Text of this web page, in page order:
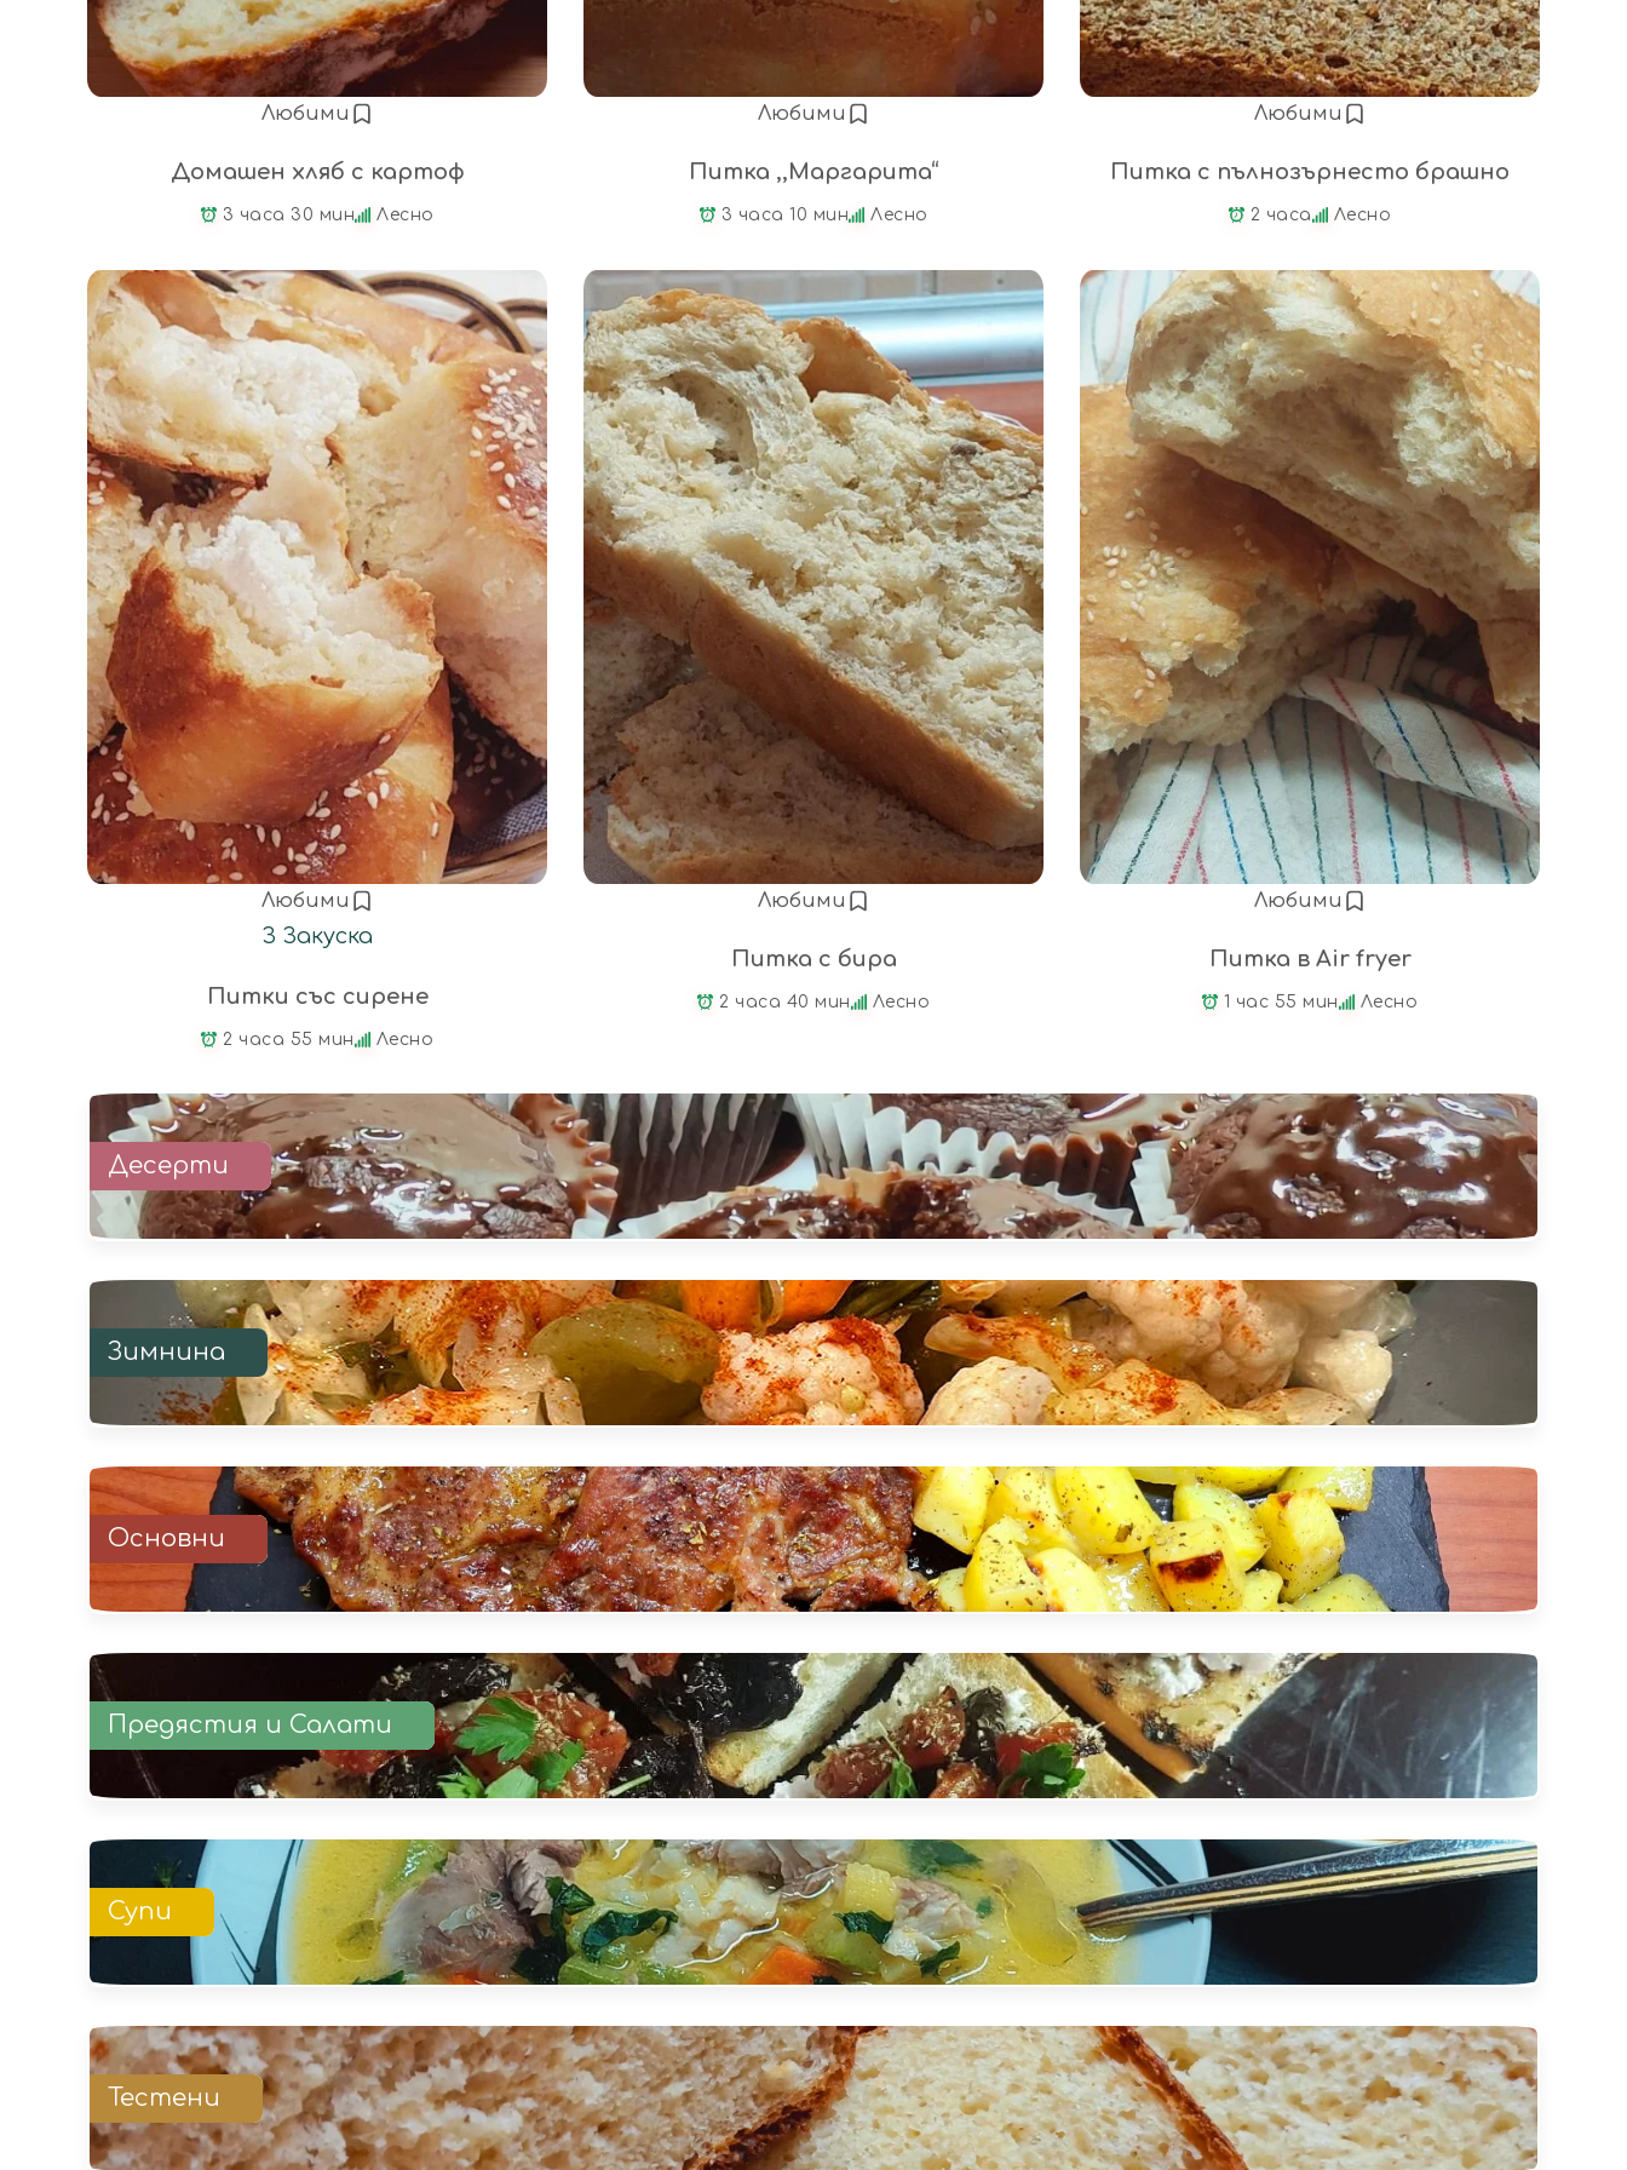
Любими
Домашен хляб с картоф
3 часа 30 мин Лесно
Любими
Питка ,,Маргарита“
3 часа 10 мин Лесно
Любими
Питка с пълнозърнесто брашно
2 часа Лесно
Любими
З Закуска
Питки със сирене
2 часа 55 мин Лесно
Любими
Питка с бира
2 часа 40 мин Лесно
Любими
Питка в Air fryer
1 час 55 мин Лесно
Десерти
Зимнина
Основни
Предястия и Салати
Супи
Тестени